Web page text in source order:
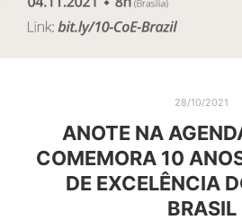
28/10/2021
ANOTE NA
COMEMORA 10
DE EXCELÊNCIA
BRASIL